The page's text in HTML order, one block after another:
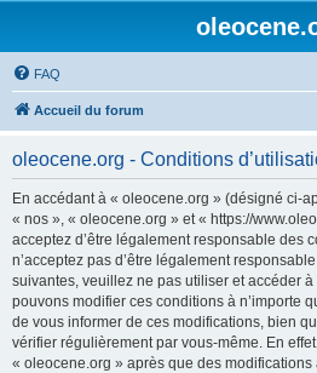
FAQ
Accueil du forum
oleocene.org - Conditions
En accédant à « oleocene.org » (désigné ci-
« nos », « oleocene.org » et « https://
acceptez d’être légalement responsable des
n’acceptez pas d’être légalement
suivantes, veuillez ne pas utiliser et accéder
pouvons modifier ces conditions à n’importe
de vous informer de ces modifications, bien
vérifier régulièrement par vous-même. En
« oleocene.org » après que des modifications